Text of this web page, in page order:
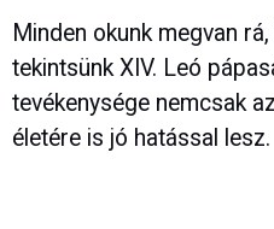
Minden okunk megvan
tekintsünk XIV. Leó
tevékenysége nemcsak
életére is jó hatással lesz.